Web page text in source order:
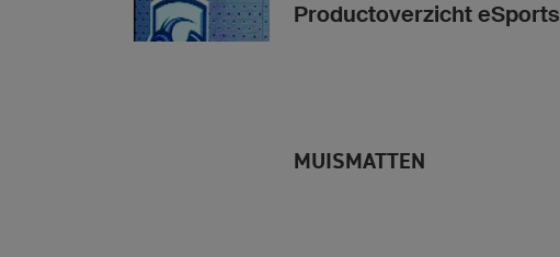
Productoverzicht eSports
MUISMATTEN